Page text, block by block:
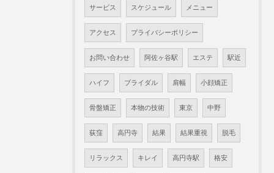
サービス スケジュール メニュー
アクセス プライバシーポリシー
お問い合わせ 阿佐ヶ谷駅 エステ 駅近
ハイフ ブライダル 肩幅 小顔矯正
骨盤矯正 本物の技術 東京 中野
荻窪 高円寺 結果 結果重視 脱毛
リラックス キレイ 高円寺駅 格安